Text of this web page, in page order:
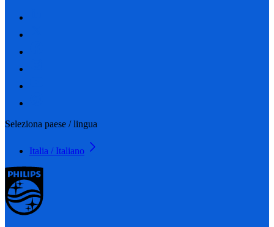
Seleziona paese / lingua
Italia / Italiano